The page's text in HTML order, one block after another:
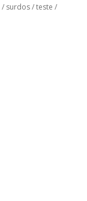
/ surdos/teste /